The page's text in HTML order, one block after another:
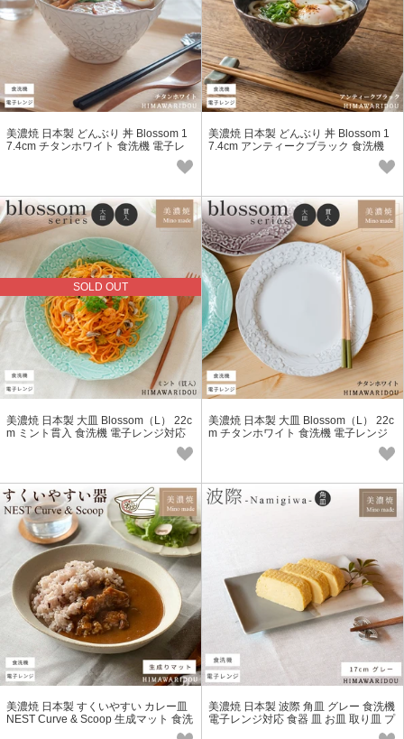
美濃焼 日本製 どんぶり 丼 Blossom 1
7.4cm チタンホワイト 食洗機 電子レ
美濃焼 日本製 どんぶり 丼 Blossom 1
7.4cm アンティークブラック 食洗機
SOLD OUT
美濃焼 日本製 大皿 Blossom（L） 22c
m ミント貫入 食洗機 電子レンジ対応
美濃焼 日本製 大皿 Blossom（L） 22c
m チタンホワイト 食洗機 電子レンジ
美濃焼 日本製 すくいやすい カレー皿
NEST Curve & Scoop 生成マット 食洗
美濃焼 日本製 波際 角皿 グレー 食洗機
電子レンジ対応 食器 皿 お皿 取り皿 プ